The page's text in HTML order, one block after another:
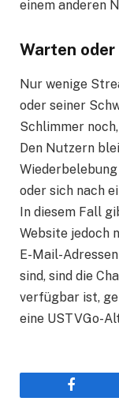
einem anderen
Warten
Nur wenige
oder seiner
Schlimmer
Den Nutzern
oder sich nach
In diesem Fall
Website jedoch
E-Mail-
sind, sind die
verfügbar ist,
eine USTVGo-